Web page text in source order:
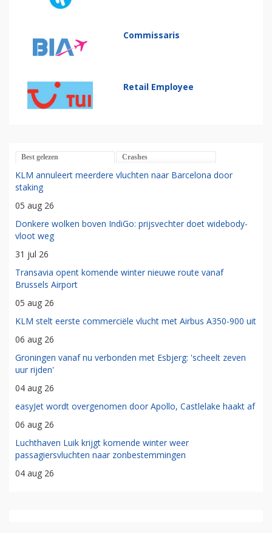
Commissaris
Retail Employee
Best gelezen Crashes
KLM annuleert meerdere vluchten naar Barcelona door
staking
05 aug 26
Donkere wolken boven IndiGo: prijsvechter doet widebody-
vloot weg
31 jul 26
Transavia opent komende winter nieuwe route vanaf
Brussels Airport
05 aug 26
KLM stelt eerste commerciële vlucht met Airbus A350-900 uit
06 aug 26
Groningen vanaf nu verbonden met Esbjerg: 'scheelt zeven
uur rijden'
04 aug 26
easyJet wordt overgenomen door Apollo, Castlelake haakt af
06 aug 26
Luchthaven Luik krijgt komende winter weer
passagiersvluchten naar zonbestemmingen
04 aug 26